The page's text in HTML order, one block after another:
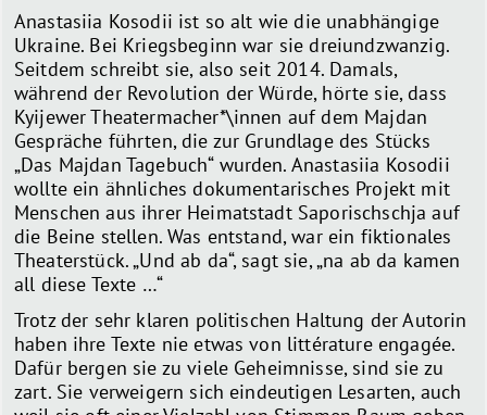
Anastasiia Kosodii ist so alt wie die unabhängige
Ukraine. Bei Kriegsbeginn war sie dreiundzwanzig.
Seitdem schreibt sie, also seit 2014. Damals,
während der Revolution der Würde, hörte sie, dass
Kyijewer Theatermacher*\innen auf dem Majdan
Gespräche führten, die zur Grundlage des Stücks
„Das Majdan Tagebuch“ wurden. Anastasiia Kosodii
wollte ein ähnliches dokumentarisches Projekt mit
Menschen aus ihrer Heimatstadt Saporischschja auf
die Beine stellen. Was entstand, war ein fiktionales
Theaterstück. „Und ab da“, sagt sie, „na ab da kamen
all diese Texte …“
Trotz der sehr klaren politischen Haltung der Autorin
haben ihre Texte nie etwas von littérature engagée.
Dafür bergen sie zu viele Geheimnisse, sind sie zu
zart. Sie verweigern sich eindeutigen Lesarten, auch